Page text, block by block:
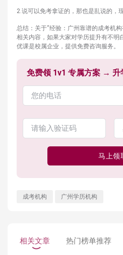
2.说可以免考拿证的，那也是乱说的，
总结：关于“经验：广州靠谱的成考机
相关内容，如果大家对学历提升有不明
优课是校属企业，提供免费咨询服务。
免费领 1v1 专属方案 → 升
马上领
成考机构 广州学历机构
相关文章 热门榜单推荐